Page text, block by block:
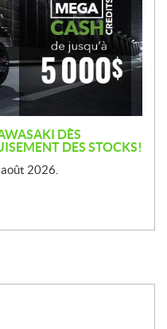
DÈS
DES STOCKS!
2026.